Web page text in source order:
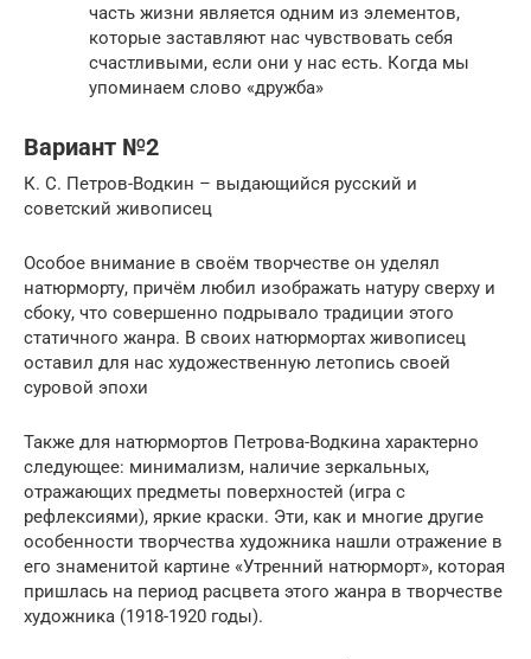
часть жизни является одним из элементов,
которые заставляют нас чувствовать себя
счастливыми, если они у нас есть. Когда мы
упоминаем слово «дружба»
Вариант №2
К. С. Петров-Водкин – выдающийся русский и
советский живописец
Особое внимание в своём творчестве он уделял
натюрморту, причём любил изображать натуру сверху и
сбоку, что совершенно подрывало традиции этого
статичного жанра. В своих натюрмортах живописец
оставил для нас художественную летопись своей
суровой эпохи
Также для натюрмортов Петрова-Водкина характерно
следующее: минимализм, наличие зеркальных,
отражающих предметы поверхностей (игра с
рефлексиями), яркие краски. Эти, как и многие другие
особенности творчества художника нашли отражение в
его знаменитой картине «Утренний натюрморт», которая
пришлась на период расцвета этого жанра в творчестве
художника (1918-1920 годы).